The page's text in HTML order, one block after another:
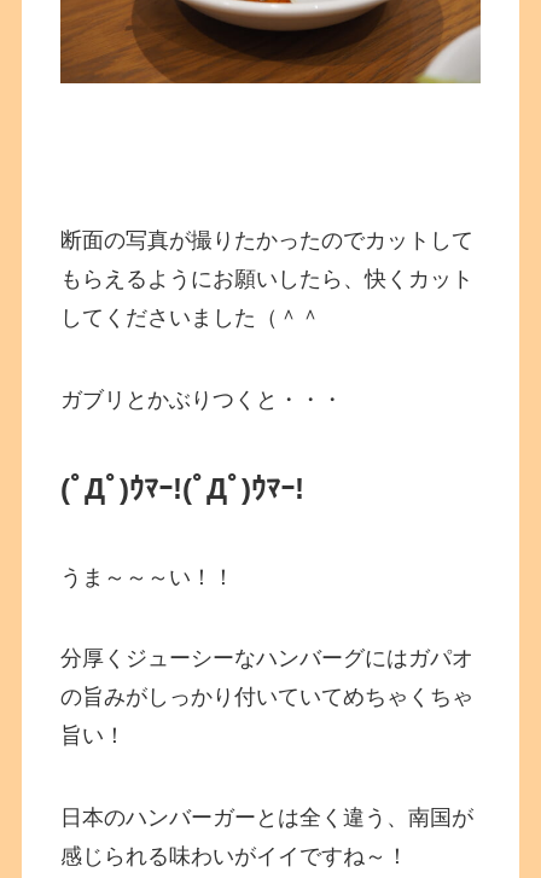
断面の写真が撮りたかったのでカットして
もらえるようにお願いしたら、快くカット
してくださいました（＾＾
ガブリとかぶりつくと・・・
(ﾟДﾟ)ｳﾏｰ!(ﾟДﾟ)ｳﾏｰ!
うま～～～い！！
分厚くジューシーなハンバーグにはガパオ
の旨みがしっかり付いていてめちゃくちゃ
旨い！
日本のハンバーガーとは全く違う、南国が
感じられる味わいがイイですね～！